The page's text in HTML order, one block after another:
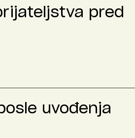
pred
uvođenja